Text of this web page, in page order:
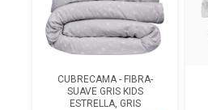
CUBRECAMA - FIBRA-
SUAVE GRIS KIDS
ESTRELLA, GRIS